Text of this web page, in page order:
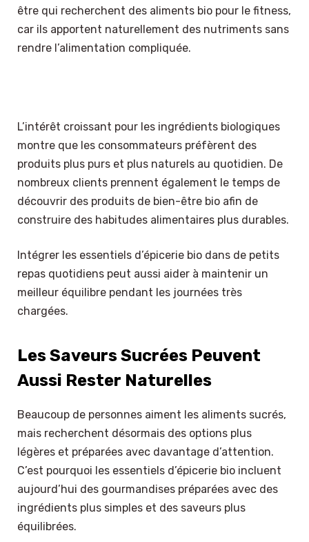
être qui recherchent des aliments bio pour le fitness,
car ils apportent naturellement des nutriments sans
rendre l’alimentation compliquée.
L’intérêt croissant pour les ingrédients biologiques
montre que les consommateurs préfèrent des
produits plus purs et plus naturels au quotidien. De
nombreux clients prennent également le temps de
découvrir des produits de bien-être bio afin de
construire des habitudes alimentaires plus durables.
Intégrer les essentiels d’épicerie bio dans de petits
repas quotidiens peut aussi aider à maintenir un
meilleur équilibre pendant les journées très
chargées.
Les Saveurs Sucrées Peuvent
Aussi Rester Naturelles
Beaucoup de personnes aiment les aliments sucrés,
mais recherchent désormais des options plus
légères et préparées avec davantage d’attention.
C’est pourquoi les essentiels d’épicerie bio incluent
aujourd’hui des gourmandises préparées avec des
ingrédients plus simples et des saveurs plus
équilibrées.